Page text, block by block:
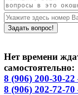
Нет времени
самостоятельно:
8 (906) 200-30-
8 (906) 202-72-